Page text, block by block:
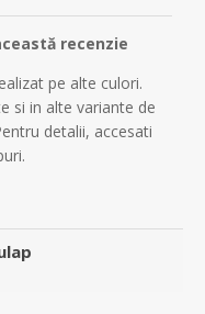
recenzie
pe alte culori.
si in alte variante de
detalii, accesati